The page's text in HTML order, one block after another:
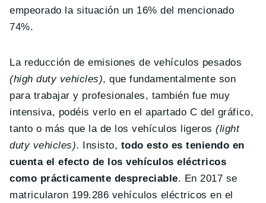
empeorado la situación un 16% del mencionado
74%.
La reducción de emisiones de vehículos pesados
(high duty vehicles), que fundamentalmente son
para trabajar y profesionales, también fue muy
intensiva, podéis verlo en el apartado C del gráfico,
tanto o más que la de los vehículos ligeros(light
duty vehicles). Insisto, todo esto es teniendo en
cuenta el efecto de los vehículos eléctricos
como prácticamente despreciable. En 2017 se
matricularon 199.286 vehículos eléctricos en el